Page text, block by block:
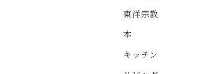
東洋宗教
本
キッチン